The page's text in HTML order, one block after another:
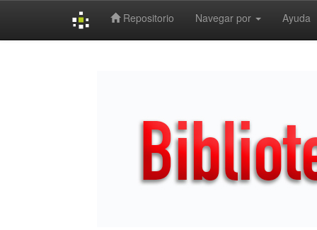
Repositorio Navegar por Ayuda